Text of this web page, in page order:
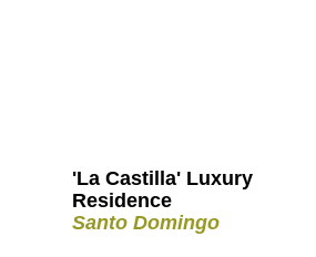
'La Castilla' Luxury
Residence
Santo Domingo